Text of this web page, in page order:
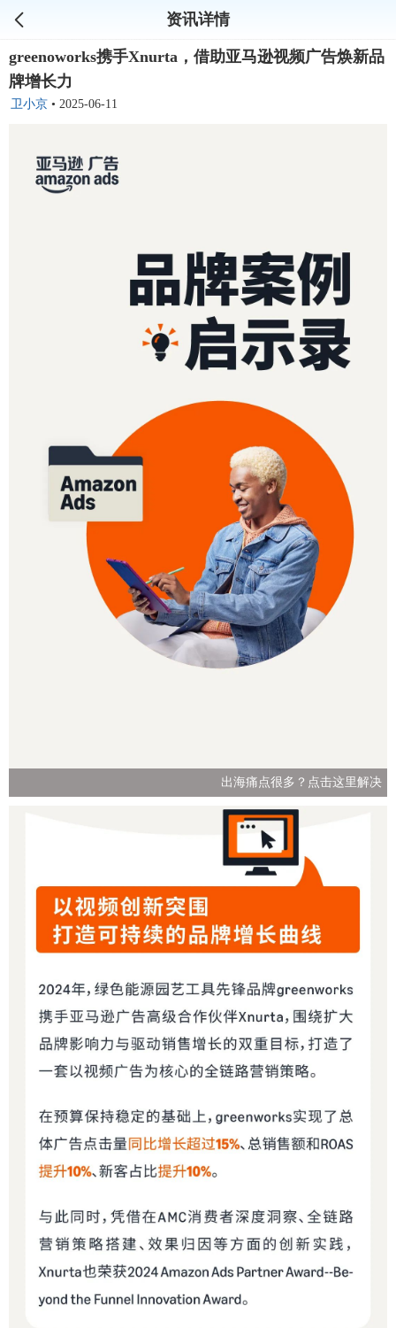
资讯详情
greenoworks携手Xnurta，借助亚马逊视频广告焕新品
牌增长力
卫小京 • 2025-06-11
出海痛点很多？点击这里解决